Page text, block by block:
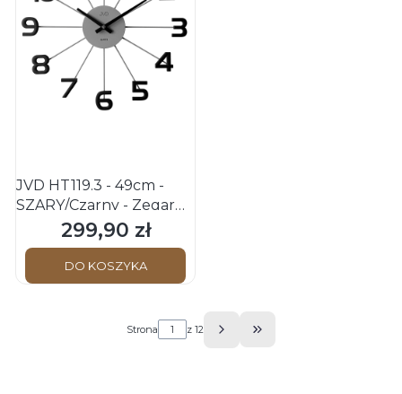
JVD HT119.3 - 49cm -
SZARY/Czarny - Zegar
ściennyCena
299,90 zł
DO KOSZYKA
Strona z 12
Przejdź do ostatniej